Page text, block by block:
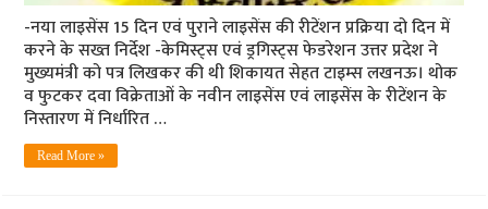
-नया लाइसेंस 15 दिन एवं पुराने लाइसेंस की रीटेंशन प्रक्रिया दो दिन में
करने के सख्त निर्देश -केमिस्ट्स एवं ड्रगिस्ट्स फेडरेशन उत्तर प्रदेश ने
मुख्यमंत्री को पत्र लिखकर की थी शिकायत सेहत टाइम्स लखनऊ। थोक
व फुटकर दवा विक्रेताओं के नवीन लाइसेंस एवं लाइसेंस के रीटेंशन के
निस्तारण में निर्धारित …
Read More »